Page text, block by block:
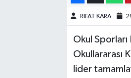
RIFAT KARA
Okul Sporları
Okullararası
lider